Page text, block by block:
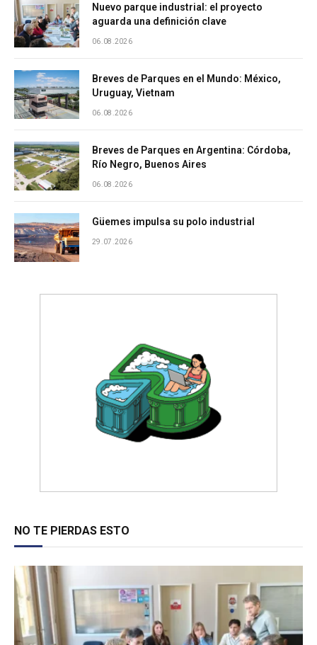
Nuevo parque industrial: el proyecto
aguarda una definición clave
06.08.2026
Breves de Parques en el Mundo: México,
Uruguay, Vietnam
06.08.2026
Breves de Parques en Argentina: Córdoba,
Río Negro, Buenos Aires
06.08.2026
Güemes impulsa su polo industrial
29.07.2026
NO TE PIERDAS ESTO